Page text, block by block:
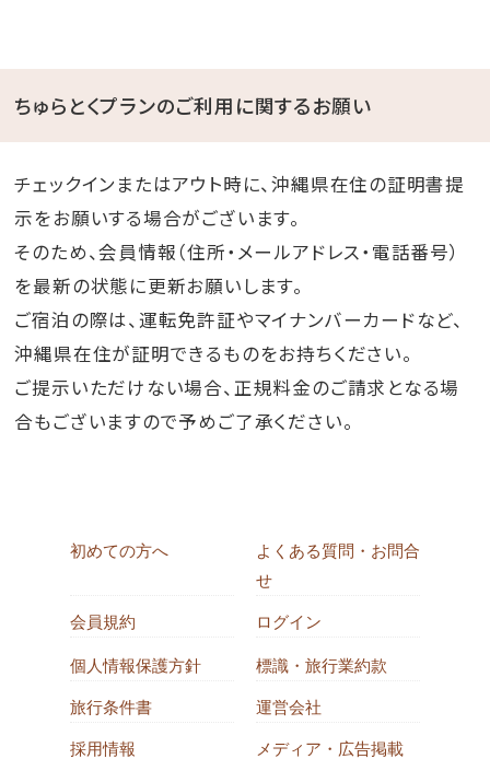
ちゅらとくプランのご利用に関するお願い
チェックインまたはアウト時に、沖縄県在住の証明書提
示をお願いする場合がございます。
そのため、会員情報（住所・メールアドレス・電話番号）
を最新の状態に更新お願いします。
ご宿泊の際は、運転免許証やマイナンバーカードなど、
沖縄県在住が証明できるものをお持ちください。
ご提示いただけない場合、正規料金のご請求となる場
合もございますので予めご了承ください。
初めての方へ
よくある質問・お問合
せ
会員規約 ログイン
個人情報保護方針 標識・旅行業約款
旅行条件書 運営会社
採用情報 メディア・広告掲載